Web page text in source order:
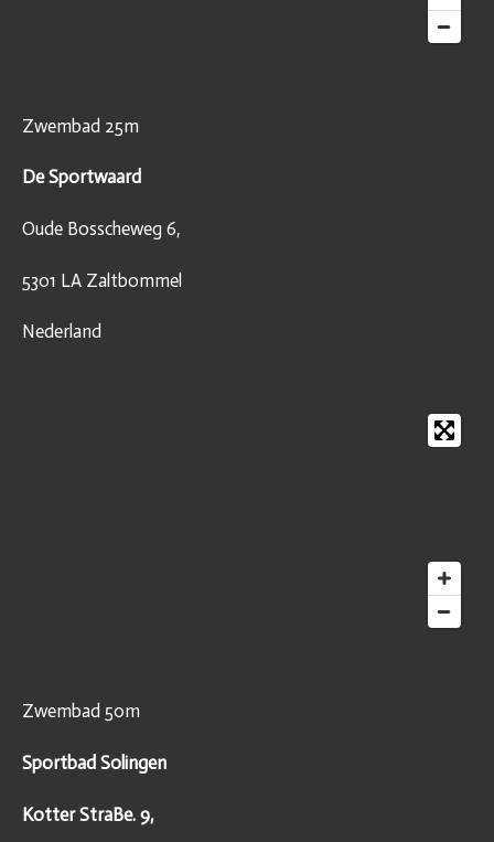
Zwembad 25m
De Sportwaard
Oude Bosscheweg 6,
5301 LA Zaltbommel
Nederland
Zwembad 50m
Sportbad Solingen
Kotter StraBe. 9,